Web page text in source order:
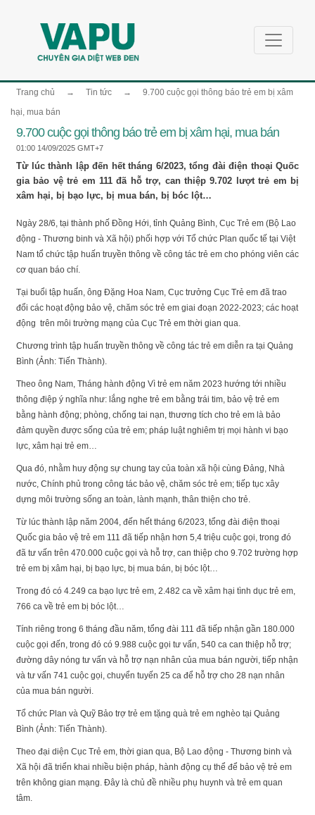
Trang chủ → Tin tức →
9.700 cuộc gọi thông báo trẻ em bị xâm
hại, mua bán
9.700 cuộc gọi thông báo trẻ em bị xâm hại, mua bán
01:00 14/09/2025 GMT+7
Từ lúc thành lập đến hết tháng 6/2023, tổng đài điện thoại Quốc
gia bảo vệ trẻ em 111 đã hỗ trợ, can thiệp 9.702 lượt trẻ em bị
xâm hại, bị bạo lực, bị mua bán, bị bóc lột…
Ngày 28/6, tại thành phố Đồng Hới, tỉnh Quảng Bình, Cục Trẻ em (Bộ Lao
động - Thương binh và Xã hội) phối hợp với Tổ chức Plan quốc tế tại Việt
Nam tổ chức tập huấn truyền thông về công tác trẻ em cho phóng viên các
cơ quan báo chí.
Tại buổi tập huấn, ông Đặng Hoa Nam, Cục trưởng Cục Trẻ em đã trao
đổi các hoạt động bảo vệ, chăm sóc trẻ em giai đoạn 2022-2023; các hoạt
động trên môi trường mạng của Cục Trẻ em thời gian qua.
Chương trình tập huấn truyền thông về công tác trẻ em diễn ra tại Quảng
Bình (Ảnh: Tiến Thành).
Theo ông Nam, Tháng hành động Vì trẻ em năm 2023 hướng tới nhiều
thông điệp ý nghĩa như: lắng nghe trẻ em bằng trái tim, bảo vệ trẻ em
bằng hành động; phòng, chống tai nạn, thương tích cho trẻ em là bảo
đảm quyền được sống của trẻ em; pháp luật nghiêm trị mọi hành vi bạo
lực, xâm hại trẻ em…
Qua đó, nhằm huy động sự chung tay của toàn xã hội cùng Đảng, Nhà
nước, Chính phủ trong công tác bảo vệ, chăm sóc trẻ em; tiếp tục xây
dựng môi trường sống an toàn, lành mạnh, thân thiện cho trẻ.
Từ lúc thành lập năm 2004, đến hết tháng 6/2023, tổng đài điện thoại
Quốc gia bảo vệ trẻ em 111 đã tiếp nhận hơn 5,4 triệu cuộc gọi, trong đó
đã tư vấn trên 470.000 cuộc gọi và hỗ trợ, can thiệp cho 9.702 trường hợp
trẻ em bị xâm hại, bị bạo lực, bị mua bán, bị bóc lột…
Trong đó có 4.249 ca bạo lực trẻ em, 2.482 ca về xâm hại tình dục trẻ em,
766 ca về trẻ em bị bóc lột…
Tính riêng trong 6 tháng đầu năm, tổng đài 111 đã tiếp nhận gần 180.000
cuộc gọi đến, trong đó có 9.988 cuộc gọi tư vấn, 540 ca can thiệp hỗ trợ;
đường dây nóng tư vấn và hỗ trợ nạn nhân của mua bán người, tiếp nhận
và tư vấn 741 cuộc gọi, chuyển tuyến 25 ca để hỗ trợ cho 28 nạn nhân
của mua bán người.
Tổ chức Plan và Quỹ Bảo trợ trẻ em tặng quà trẻ em nghèo tại Quảng
Bình (Ảnh: Tiến Thành).
Theo đại diện Cục Trẻ em, thời gian qua, Bộ Lao động - Thương binh và
Xã hội đã triển khai nhiều biện pháp, hành động cụ thể để bảo vệ trẻ em
trên không gian mạng. Đây là chủ đề nhiều phụ huynh và trẻ em quan
tâm.